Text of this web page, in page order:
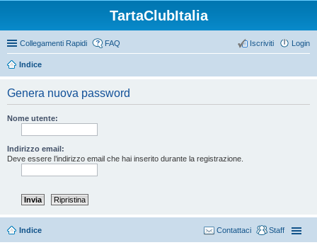
TartaClubItalia
Collegamenti Rapidi FAQ Login
Iscriviti
Indice
Genera nuova password
Nome utente:
Indirizzo email:
Deve essere l’indirizzo email che hai inserito durante la registrazione.
Indice Staff
Contattaci